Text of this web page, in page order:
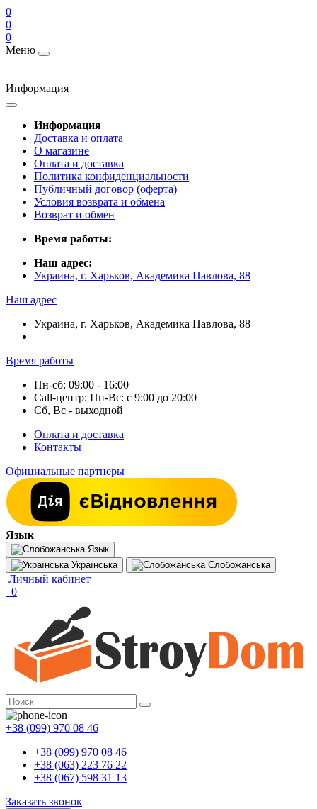
0
0
0
Меню
Информация
Информация
Доставка и оплата
О магазине
Оплата и доставка
Политика конфиденциальности
Публичный договор (оферта)
Условия возврата и обмена
Возврат и обмен
Время работы:
Наш адрес:
Украина, г. Харьков, Академика Павлова, 88
Наш адрес
Украина, г. Харьков, Академика Павлова, 88
Время работы
Пн-сб: 09:00 - 16:00
Call-центр: Пн-Вс: с 9:00 до 20:00
Сб, Вс - выходной
Оплата и доставка
Контакты
Официальные партнеры
Язык
Язык
Українська
Слобожанська
Личный кабинет
0
+38 (099) 970 08 46
+38 (099) 970 08 46
+38 (063) 223 76 22
+38 (067) 598 31 13
Заказать звонок